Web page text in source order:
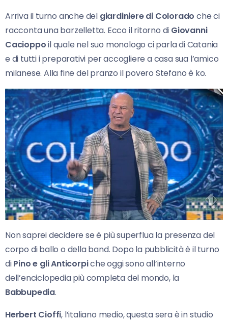
Arriva il turno anche del giardiniere di Colorado che ci
racconta una barzelletta. Ecco il ritorno di Giovanni
Cacioppoil quale nel suo monologo ci parla di Catania
e di tutti i preparativi per accogliere a casa sua l’amico
milanese. Alla fine del pranzo il povero Stefano è ko.
Non saprei decidere se è più superflua la presenza del
corpo di ballo o della band. Dopo la pubblicità è il turno
diPino e gli Anticorpiche oggi sono all’interno
dell’enciclopedia più completa del mondo, la
Babbupedia.
Herbert Cioffi, l’italiano medio, questa sera è in studio